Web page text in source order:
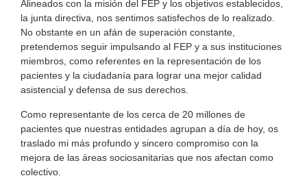
Alineados con la misión del FEP y los objetivos establecidos,
la junta directiva, nos sentimos satisfechos de lo realizado.
No obstante en un afán de superación constante,
pretendemos seguir impulsando al FEP y a sus instituciones
miembros, como referentes en la representación de los
pacientes y la ciudadanía para lograr una mejor calidad
asistencial y defensa de sus derechos.
Como representante de los cerca de 20 millones de
pacientes que nuestras entidades agrupan a día de hoy, os
traslado mi más profundo y sincero compromiso con la
mejora de las áreas sociosanitarias que nos afectan como
colectivo.